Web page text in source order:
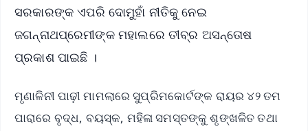
ସରକାରଙ୍କ ଏପରି ଦୋମୁହାଁ ନୀତିକୁ ନେଇ
ଜଗନ୍ନାଥପ୍ରେମୀଙ୍କ ମହାଲରେ ତୀବ୍ର ଅସନ୍ତୋଷ
ପ୍ରକାଶ ପାଇଛି ।
ମୃଣାଳିନୀ ପାଢ଼ୀ ମାମଲାରେ ସୁପ୍ରିମକୋର୍ଟଙ୍କ ରାୟର ୪୨ ତମ
ପାରାରେ ବୃଦ୍ଧ, ବୟସ୍କ, ମହିଳା ସମସ୍ତଙ୍କୁ ଶୃଙ୍ଖଳିତ ତଥା